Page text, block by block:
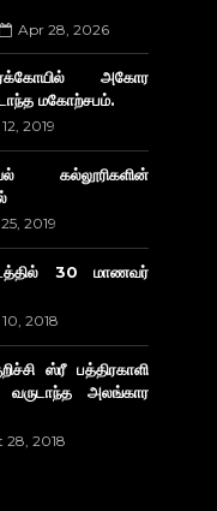
Apr 28, 2026
அகோர​
மகோற்சபம்.
2019
கல்லூரிகளின்
2019
30 மாணவர்
2018
ஸ்ரீ பத்திரகாளி
அலங்கார
28, 2018